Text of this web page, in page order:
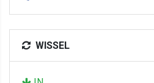
WISSEL